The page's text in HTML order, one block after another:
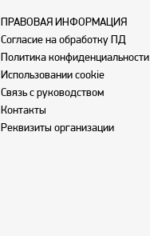
ПРАВОВАЯ ИНФОРМАЦИЯ
Согласие на обработку ПД
Политика конфиденциальности
Использовании cookie
Связь с руководством
Контакты
Реквизиты организации